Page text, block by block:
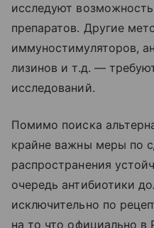
исследуют
препаратов. Другие
иммуностимуляторов,
лизинов и т.д. —
исследований.
Помимо поиска
крайне важны меры по
распространения
очередь антибиотики
исключительно по
на то что официально в